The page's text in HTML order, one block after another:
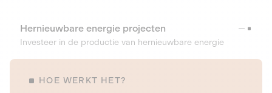
Hernieuwbare energie projecten
Investeer in de productie van hernieuwbare energie
HOE WERKT HET?